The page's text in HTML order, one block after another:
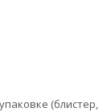
(блистер,